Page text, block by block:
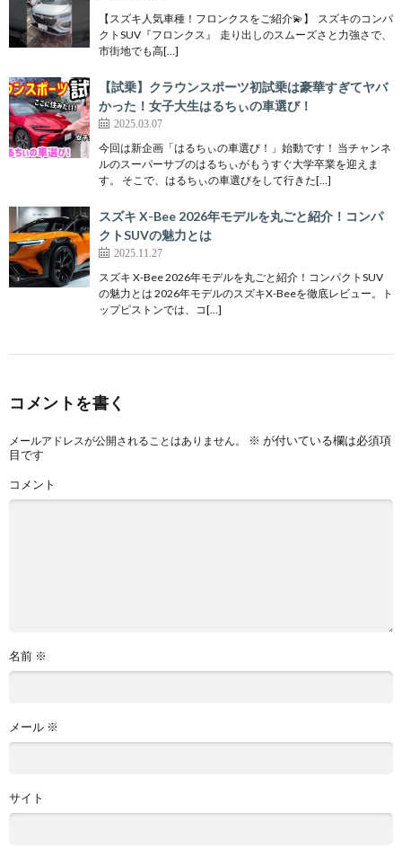
【スズキ人気車種！フロンクスをご紹介💫】 ⁡ スズキのコンパ
クトSUV『フロンクス』 ⁡ 走り出しのスムーズさと力強さで、
市街地でも高[…]
【試乗】クラウンスポーツ初試乗は豪華すぎてヤバ
かった！女子大生はるちぃの車選び！
2025.03.07
今回は新企画「はるちぃの車選び！」始動です！ 当チャンネ
ルのスーパーサブのはるちぃがもうすぐ大学卒業を迎えま
す。 そこで、はるちぃの車選びをして行きた[…]
スズキ X-Bee 2026年モデルを丸ごと紹介！コンパ
クトSUVの魅力とは
2025.11.27
スズキ X-Bee 2026年モデルを丸ごと紹介！コンパクトSUV
の魅力とは 2026年モデルのスズキX-Beeを徹底レビュー。ト
ップピストンでは、コ[…]
コメントを書く
メールアドレスが公開されることはありません。 ※ が付いている欄は必須項
目です
コメント
名前 ※
メール ※
サイト